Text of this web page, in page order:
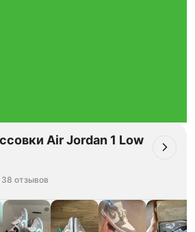
Air Jordan 1 Low
38 отзывов